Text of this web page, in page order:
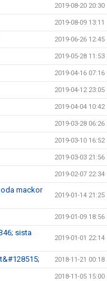
2019-08-20 20:30
2019-08-09 13:11
2019-06-26 12:45
2019-05-28 11:53
2019-04-16 07:16
2019-04-12 23:05
2019-04-04 10:42
2019-03-28 06:26
2019-03-10 16:52
2019-03-03 21:56
2019-02-07 22:34
mackor
2019-01-14 21:25
2019-01-09 18:56
sista
2019-01-01 22:14
2018-11-21 00:18
2018-11-05 15:00